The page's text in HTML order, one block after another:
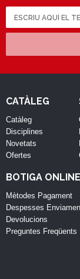
CATÀLEG
Catàleg
Disciplines
Novetats
Ofertes
BOTIGA ONLINE
Mètodes Pagament
Despesses
Devolucions
Preguntes Freqüents